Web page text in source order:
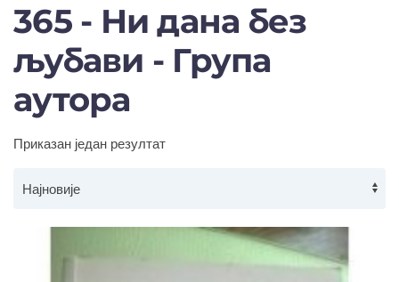
365 - Ни дана без
љубави - Група
аутора
Приказан један резултат